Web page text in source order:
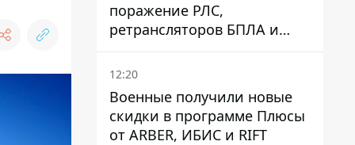
поражение РЛС,
ретрансляторов БПЛА и
других военных объектов
РФ в Крыму и на юге
12:20
Военные получили новые
скидки в программе Плюсы
от ARBER, ИБИС и RIFT